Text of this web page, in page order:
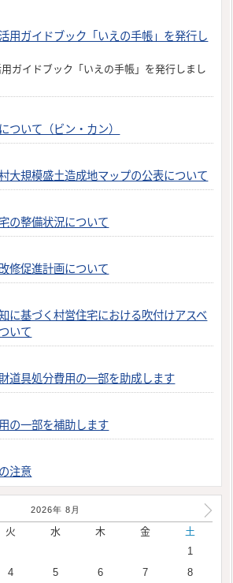
用ガイドブック「いえの手帳」を発行し
用ガイドブック「いえの手帳」を発行しまし
ついて（ビン・カン）
大規模盛土造成地マップの公表について
の整備状況について
修促進計画について
に基づく村営住宅における吹付けアスベ
いて
道具処分費用の一部を助成します
の一部を補助します
注意
2026年 8 月
火 水 木 金
土
1
4 5 6 7
8